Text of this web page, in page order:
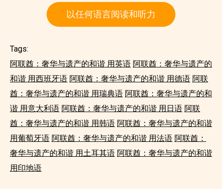
以任何语言阅读和听力
Tags:
阿联酋：奢华与遗产的和谐 用英语 阿联酋：奢华与遗产的
和谐 用西班牙语 阿联酋：奢华与遗产的和谐 用德语 阿联
酋：奢华与遗产的和谐 用瑞典语 阿联酋：奢华与遗产的和
谐 用意大利语 阿联酋：奢华与遗产的和谐 用日语 阿联
酋：奢华与遗产的和谐 用韩语 阿联酋：奢华与遗产的和谐
用葡萄牙语 阿联酋：奢华与遗产的和谐 用法语 阿联酋：
奢华与遗产的和谐 用土耳其语 阿联酋：奢华与遗产的和谐
用印地语